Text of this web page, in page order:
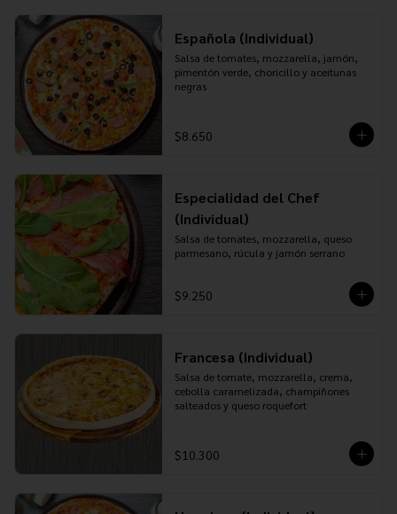
Española (Individual)
Salsa de tomates, mozzarella, jamón,
pimentón verde, choricillo y aceitunas
negras
$8.650
Especialidad del Chef
(Individual)
Salsa de tomates, mozzarella, queso
parmesano, rúcula y jamón serrano
$9.250
Francesa (Individual)
Salsa de tomate, mozzarella, crema,
cebolla caramelizada, champiñones
salteados y queso roquefort
$10.300